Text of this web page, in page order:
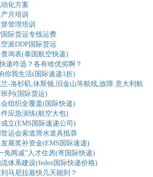
化方案
月培训
管理培训
际货运专线运费
派DDP国际货运
询表(泰国航空快递)
递咋选？各有啥优劣啊？
你我生活(国际速递1折)
-洛杉矶,休斯顿,旧金山等航线,故障 意大利航
列(国际货运)
组织全覆盖(国际快递)
应急演练(航空大包)
立(EMS国际速递公司)
运会索道滑水道具抵蓉
展奖补资金(EMS国际速递)
免两减”人才住房(寄国际快递)
体系建设(fedex国际快递价格)
马尼拉最快几天能到？